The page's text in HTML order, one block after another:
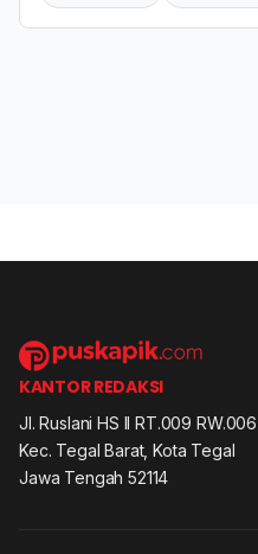
KANTOR REDAKSI
Jl. Ruslani HS II RT.009
Kec. Tegal Barat, Kota Tegal
Jawa Tengah 52114